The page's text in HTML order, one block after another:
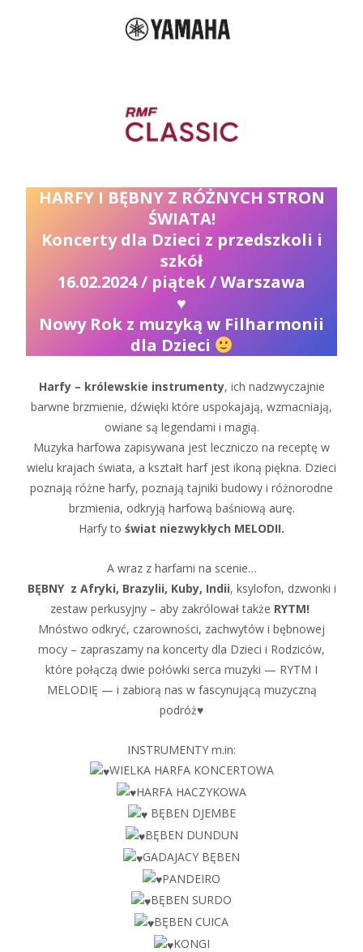
HARFY I BĘBNY Z RÓŻNYCH STRON
ŚWIATA!
Koncerty dla Dzieci z przedszkoli i
szkół
16.02.2024 / piątek / Warszawa
♥
Nowy Rok z muzyką w Filharmonii
dla Dzieci
Harfy – królewskie instrumenty, ich nadzwyczajnie
barwne brzmienie, dźwięki które uspokajają, wzmacniają,
owiane są legendami i magią.
Muzyka harfowa zapisywana jest leczniczo na receptę w
wielu krajach świata, a kształt harf jest ikoną piękna. Dzieci
poznają różne harfy, poznają tajniki budowy i różnorodne
brzmienia, odkryją harfową baśniową aurę.
Harfy to świat niezwykłych MELODII.
A wraz z harfami na scenie…
BĘBNY z Afryki, Brazylii, Kuby, Indii, ksylofon, dzwonki i
zestaw perkusyjny – aby zakrólował także RYTM!
Mnóstwo odkryć, czarowności, zachwytów i bębnowej
mocy – zapraszamy na koncerty dla Dzieci i Rodziców,
które połączą dwie połówki serca muzyki — RYTM I
MELODIĘ — i zabiorą nas w fascynującą muzyczną
podróż♥
INSTRUMENTY m.in:
WIELKA HARFA KONCERTOWA
HARFA HACZYKOWA
BĘBEN DJEMBE
BĘBEN DUNDUN
GADAJACY BĘBEN
PANDEIRO
BĘBEN SURDO
BĘBEN CUICA
KONGI